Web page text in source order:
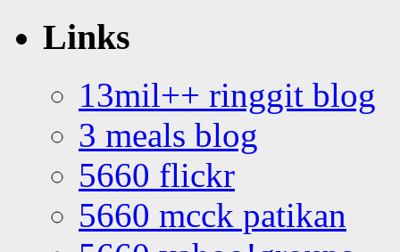
Links
13mil++ ringgit blog
3 meals blog
5660 flickr
5660 mcck patikan